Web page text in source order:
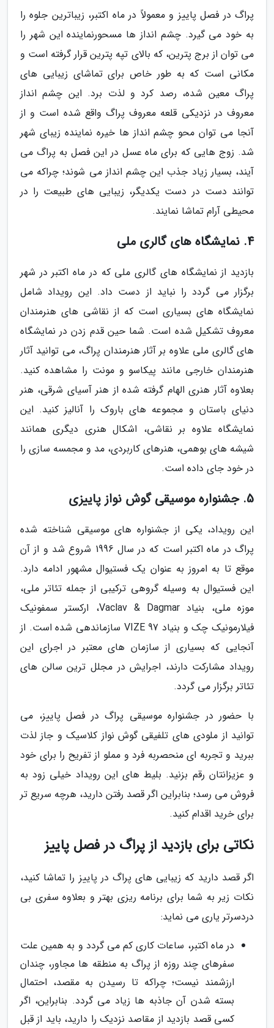
پراگ در فصل پاییز و معمولاً در ماه اکتبر، زیباترین جلوه را
به خود می گیرد. چشم انداز ها مسحورنماینده این شهر را
می توان از برج پترین، که بالای تپه پترین قرار گرفته است و
مکانی است که به طور خاص برای تماشای زیبایی های
پراگ معین شده، رصد کرد و لذت برد. این چشم انداز
معروف در نزدیکی قلعه معروف پراگ واقع شده است و از
آنجا می توان محو چشم انداز ها خیره نماینده زیبای شهر
شد. زوج هایی که برای ماه عسل در این فصل به پراگ می
آیند، بسیار زیاد جذب این چشم انداز می شوند؛ چراکه می
توانند دست در دست یکدیگر، زیبایی های طبیعت را در
محیطی آرام تماشا نمایند.
4. نمایشگاه های گالری ملی
بازدید از نمایشگاه های گالری ملی که در ماه اکتبر در شهر
برگزار می گردد را نباید از دست داد. این رویداد شامل
نمایشگاه های بسیاری است که از نقاشی های هنرمندان
معروف تشکیل شده است. شما حین قدم زدن در نمایشگاه
های گالری ملی علاوه بر آثار هنرمندان پراگ، می توانید آثار
هنرمندان خارجی مانند پیکاسو و مونت را مشاهده کنید.
بعلاوه آثار هنری الهام گرفته شده از هنر آسیای شرقی، هنر
دنیای باستان و مجموعه های باروک را آنالیز کنید. این
نمایشگاه علاوه بر نقاشی، اشکال هنری دیگری همانند
شیشه های بوهمی، هنرهای کاربردی، مد و مجمسه سازی را
در خود جای داده است.
5. جشنواره موسیقی گوش نواز پاییزی
این رویداد، یکی از جشنواره های موسیقی شناخته شده
پراگ در ماه اکتبر است که در سال 1996 شروع شد و از آن
موقع تا به امروز به عنوان یک فستیوال مشهور ادامه دارد.
این فستیوال به وسیله گروهی ترکیبی از جمله تئاتر ملی،
موزه ملی، بنیاد Vaclav & Dagmar، ارکستر سمفونیک
فیلارمونیک چک و بنیاد VIZE 97 سازماندهی شده است. از
آنجایی که بسیاری از سازمان های معتبر در اجرای این
رویداد مشارکت دارند، اجرایش در مجلل ترین سالن های
تئاتر برگزار می گردد.
با حضور در جشنواره موسیقی پراگ در فصل پاییز، می
توانید از ملودی های تلفیقی گوش نواز کلاسیک و جاز لذت
ببرید و تجربه ای منحصربه فرد و مملو از تفریح را برای خود
و عزیزانتان رقم بزنید. بلیط های این رویداد خیلی زود به
فروش می رسد؛ بنابراین اگر قصد رفتن دارید، هرچه سریع تر
برای خرید اقدام کنید.
نکاتی برای بازدید از پراگ در فصل پاییز
اگر قصد دارید که زیبایی های پراگ در پاییز را تماشا کنید،
نکات زیر به شما برای برنامه ریزی بهتر و بعلاوه سفری بی
دردسرتر یاری می نماید:
در ماه اکتبر، ساعات کاری کم می گردد و به همین علت
سفرهای چند روزه از پراگ به منطقه ها مجاور، چندان
ارزشمند نیست؛ چراکه تا رسیدن به مقصد، احتمال
بسته شدن آن جاذبه ها زیاد می گردد. بنابراین، اگر
کسی قصد بازدید از مقاصد نزدیک را دارید، باید از قبل